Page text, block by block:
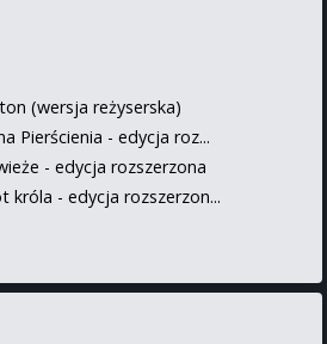
(wersja reżyserska)
Pierścienia - edycja roz...
- edycja rozszerzona
króla - edycja rozszerzon...